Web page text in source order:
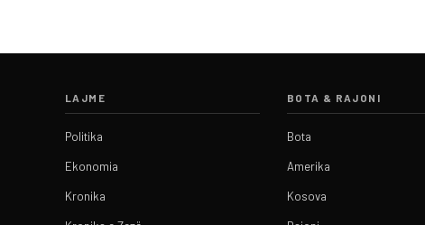
LAJME
Politika
Ekonomia
Kronika
BOTA & RAJONI
Bota
Amerika
Kosova